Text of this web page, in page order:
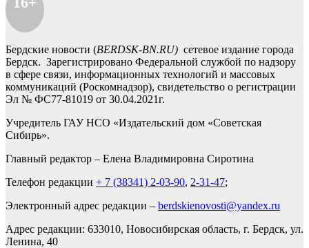
Бердские новости (BERDSK-BN.RU) сетевое издание города
Бердск. Зарегистрировано Федеральной службой по надзору
в сфере связи, информационных технологий и массовых
коммуникаций (Роскомнадзор), свидетельство о регистрации
Эл № ФС77-81019 от 30.04.2021г.
Учредитель ГАУ НСО «Издательский дом «Советская
Сибирь».
Главный редактор – Елена Владимировна Сиротина
Телефон редакции + 7 (38341) 2-03-90, 2-31-47;
Электронный адрес редакции – berdskienovosti@yandex.ru
Адрес редакции: 633010, Новосибирская область, г. Бердск, ул.
Ленина, 40